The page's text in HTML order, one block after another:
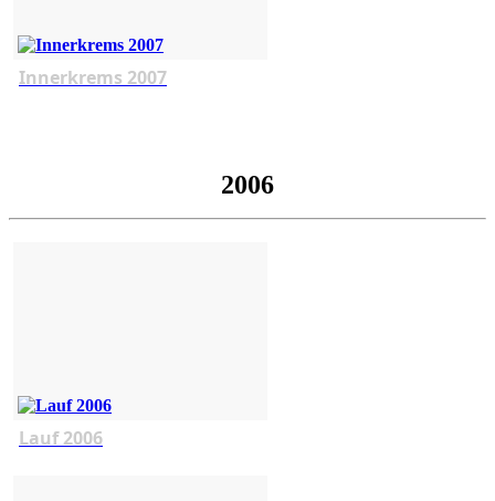
Innerkrems 2007
2006
Lauf 2006